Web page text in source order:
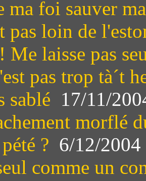
ma foi sauver
pas loin de
Me laisse pas
pas trop tà´t
sablé 17/11/
morflé
? 6/12/2004
comme un